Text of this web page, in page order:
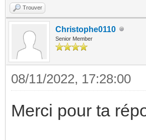
Trouver
Christophe0110
Senior Member
08/11/2022, 17:28:00
Merci pour ta